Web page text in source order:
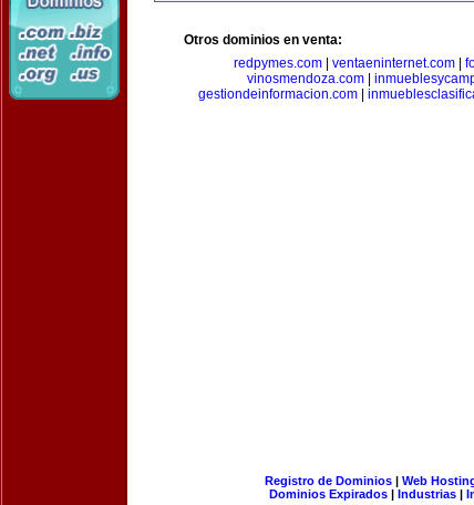
Otros dominios en venta:
redpymes.com
ventaeninternet.com
vinosmendoza.com|
gestiondeinformacion.com
Registro de Dominios| Web
Dominios Expirados | Industrias |